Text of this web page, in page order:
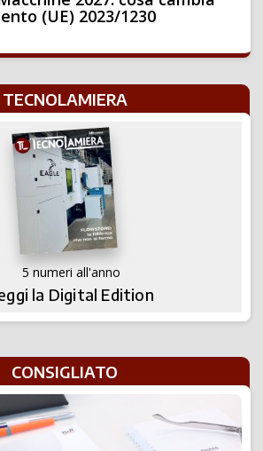
(UE) 2023/1230
TECNOLAMIERA
5 numeri all'anno
la Digital Edition
CONSIGLIATO